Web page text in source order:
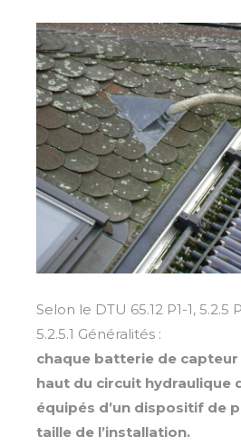
Selon le DTU 65.12 P1-1, 5.2.5
5.2.5.1 Généralités :
chaque batterie de
haut du circuit hydraulique
équipés d’un dispositif de
taille de l’installation.